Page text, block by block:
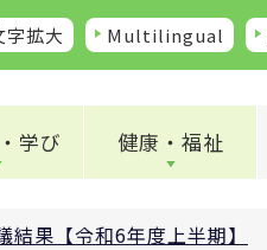
字拡大 Multilingual
学び 健康・福祉
結果【令和6年度上半期】